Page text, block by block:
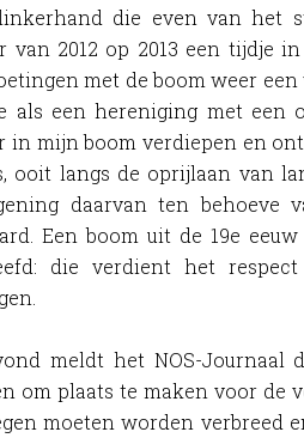
die even van het
van 2012 op 2013 een tijdje
met de boom weer
als een hereniging met een
in mijn boom verdiepen en
ooit langs de oprijlaan van
daarvan ten behoeve
Een boom uit de 19e
die verdient het
meldt het NOS-Journaal
om plaats te maken voor de
moeten worden verbreed